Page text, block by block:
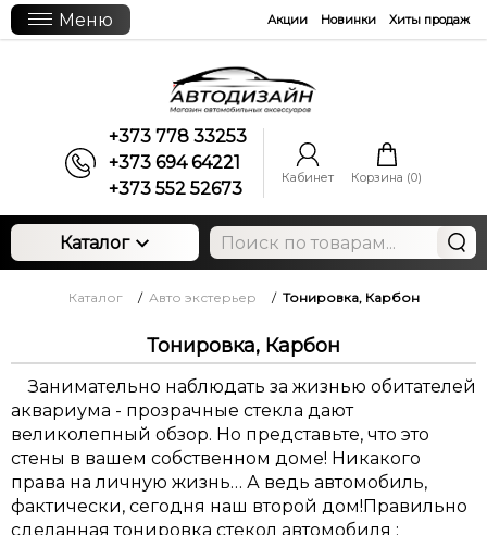
Меню Акции Новинки Хиты продаж
+373 778 33253
+373 694 64221
+373 552 52673
Кабинет Корзина (0)
Каталог
Каталог / Авто экстерьер / Тонировка, Карбон
Тонировка, Карбон
Занимательно наблюдать за жизнью обитателей
аквариума - прозрачные стекла дают
великолепный обзор. Но представьте, что это
стены в вашем собственном доме! Никакого
права на личную жизнь… А ведь автомобиль,
фактически, сегодня наш второй дом!Правильно
сделанная тонировка стекол автомобиля :